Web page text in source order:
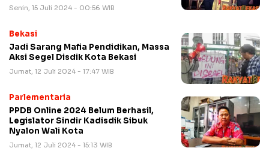
Senin, 15 Juli 2024 - 00:56 WIB
Bekasi
Jadi Sarang Mafia Pendidikan, Massa
Aksi Segel Disdik Kota Bekasi
Jumat, 12 Juli 2024 - 17:47 WIB
Parlementaria
PPDB Online 2024 Belum Berhasil,
Legislator Sindir Kadisdik Sibuk
Nyalon Wali Kota
Jumat, 12 Juli 2024 - 15:13 WIB